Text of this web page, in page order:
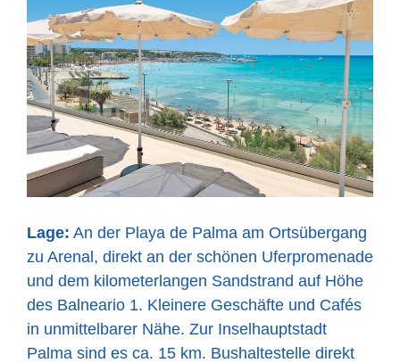
Lage: An der Playa de Palma am Ortsübergang
zu Arenal, direkt an der schönen Uferpromenade
und dem kilometerlangen Sandstrand auf Höhe
des Balneario 1. Kleinere Geschäfte und Cafés
in unmittelbarer Nähe. Zur Inselhauptstadt
Palma sind es ca. 15 km. Bushaltestelle direkt